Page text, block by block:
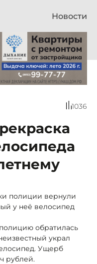
Новости
1036
полиции вернули
у неё велосипед
обратилась
украл
Ущерб
рублей.